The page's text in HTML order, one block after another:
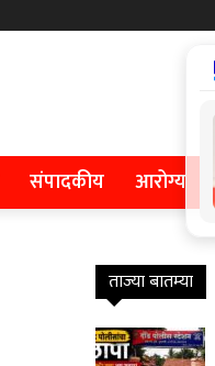
संपादकीय आरोग्य
ताज्या बातम्या